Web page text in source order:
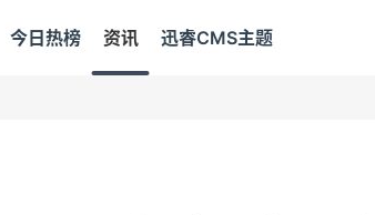
今日热榜 资讯 迅睿CMS主题